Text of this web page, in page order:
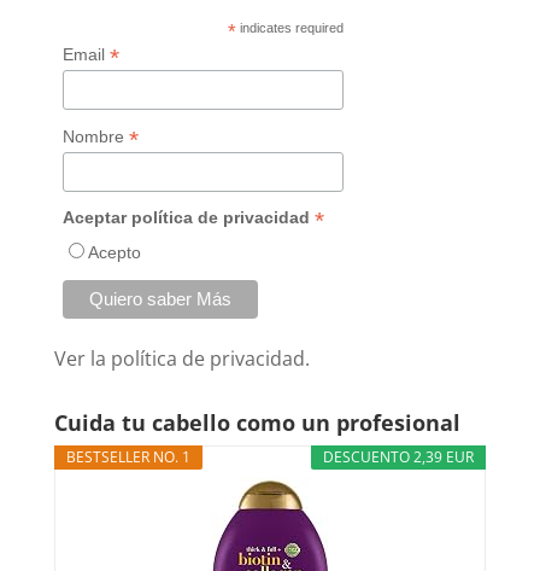
* indicates required
Email*
Nombre*
Aceptar política de privacidad*
Acepto
Ver la política de privacidad.
Cuida tu cabello como un profesional
DESCUENTO 2,39 EUR
BESTSELLER NO. 1